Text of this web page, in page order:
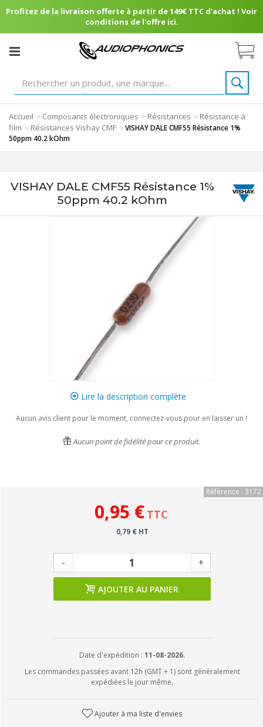
Profitez de la livraison offerte à partir de 149€ TTC d'achat ! Voir
conditions de l'offre ici.
Accueil > Composants électroniques > Résistances > Résistance à
film > Résistances Vishay CMF >VISHAY DALE CMF55 Résistance 1%
50ppm 40.2 kOhm
VISHAY DALE CMF55 Résistance 1%
50ppm 40.2 kOhm
Lire la description complète
Aucun avis client pour le moment, connectez-vous pour en laisser un !
Aucun point de fidélité pour ce produit.
Référence : 3172
0,95 € TTC
0,79 € HT
- +
AJOUTER AU PANIER
Date d'expédition : 11-08-2026.
Les commandes passées avant 12h (GMT + 1) sont généralement
expédiées le jour même.
Ajouter à ma liste d'envies